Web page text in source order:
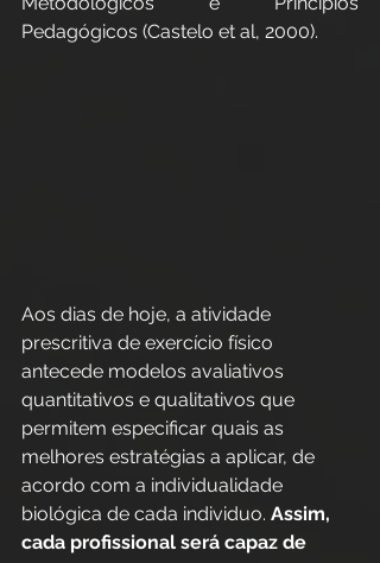
Pedagógicos (Castelo et al, 2000).
Aos dias de hoje, a atividade
prescritiva de exercício físico
antecede modelos avaliativos
quantitativos e qualitativos que
permitem especificar quais as
melhores estratégias a aplicar, de
acordo com a individualidade
biológica de cada individuo. Assim,
cada profissional será capaz de